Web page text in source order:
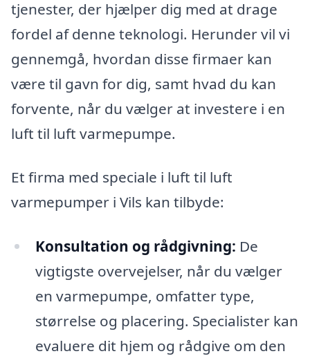
tjenester, der hjælper dig med at drage
fordel af denne teknologi. Herunder vil vi
gennemgå, hvordan disse firmaer kan
være til gavn for dig, samt hvad du kan
forvente, når du vælger at investere i en
luft til luft varmepumpe.
Et firma med speciale i luft til luft
varmepumper i Vils kan tilbyde:
Konsultation og rådgivning: De
vigtigste overvejelser, når du vælger
en varmepumpe, omfatter type,
størrelse og placering. Specialister kan
evaluere dit hjem og rådgive om den